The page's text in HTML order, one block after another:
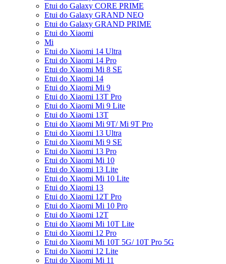
Etui do Galaxy CORE PRIME
Etui do Galaxy GRAND NEO
Etui do Galaxy GRAND PRIME
Etui do Xiaomi
Mi
Etui do Xiaomi 14 Ultra
Etui do Xiaomi 14 Pro
Etui do Xiaomi Mi 8 SE
Etui do Xiaomi 14
Etui do Xiaomi Mi 9
Etui do Xiaomi 13T Pro
Etui do Xiaomi Mi 9 Lite
Etui do Xiaomi 13T
Etui do Xiaomi Mi 9T/ Mi 9T Pro
Etui do Xiaomi 13 Ultra
Etui do Xiaomi Mi 9 SE
Etui do Xiaomi 13 Pro
Etui do Xiaomi Mi 10
Etui do Xiaomi 13 Lite
Etui do Xiaomi Mi 10 Lite
Etui do Xiaomi 13
Etui do Xiaomi 12T Pro
Etui do Xiaomi Mi 10 Pro
Etui do Xiaomi 12T
Etui do Xiaomi Mi 10T Lite
Etui do Xiaomi 12 Pro
Etui do Xiaomi Mi 10T 5G/ 10T Pro 5G
Etui do Xiaomi 12 Lite
Etui do Xiaomi Mi 11